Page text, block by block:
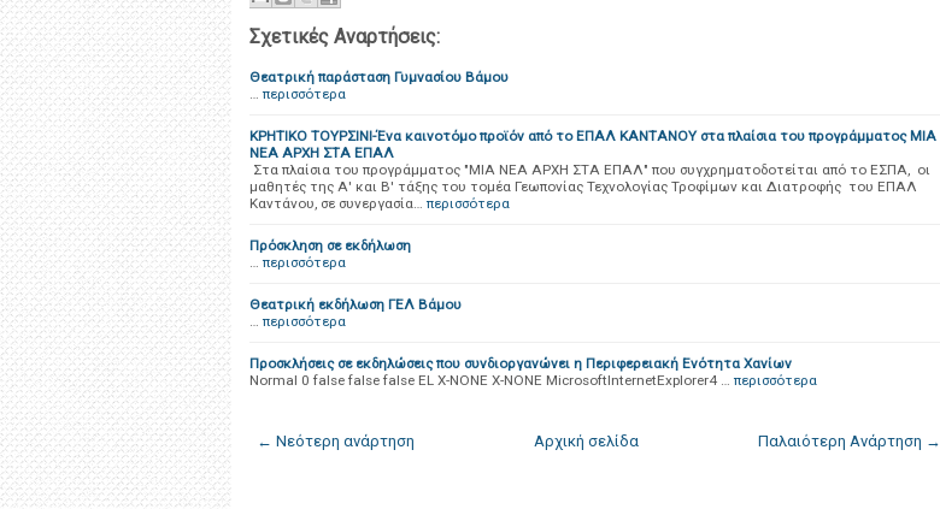
Σχετικές Αναρτήσεις:
Θεατρική παράσταση Γυμνασίου Βάμου
… περισσότερα
ΚΡΗΤΙΚΟ ΤΟΥΡΣΙΝΙ-Ένα καινοτόμο προϊόν από το ΕΠΑΛ ΚΑΝΤΑΝΟΥ στα πλαίσια του προγράμματος ΜΙΑ
ΝΕΑ ΑΡΧΗ ΣΤΑ ΕΠΑΛ
Στα πλαίσια του προγράμματος "ΜΙΑ ΝΕΑ ΑΡΧΗ ΣΤΑ ΕΠΑΛ" που συγχρηματοδοτείται από το ΕΣΠΑ, οι
μαθητές της Α' και Β' τάξης του τομέα Γεωπονίας Τεχνολογίας Τροφίμων και Διατροφής του ΕΠΑΛ
Καντάνου, σε συνεργασία… περισσότερα
Πρόσκληση σε εκδήλωση
… περισσότερα
Θεατρική εκδήλωση ΓΕΛ Βάμου
… περισσότερα
Προσκλήσεις σε εκδηλώσεις που συνδιοργανώνει η Περιφερειακή Ενότητα Χανίων
Normal 0 false false false EL X-NONE X-NONE MicrosoftInternetExplorer4 … περισσότερα
← Νεότερη ανάρτηση Παλαιότερη Ανάρτηση →
Αρχική σελίδα